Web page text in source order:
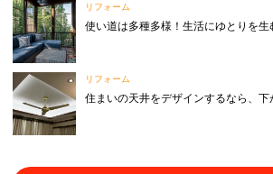
リフォーム
使い道は多種多様！生活にゆとりを
リフォーム
住まいの天井をデザインするなら、下